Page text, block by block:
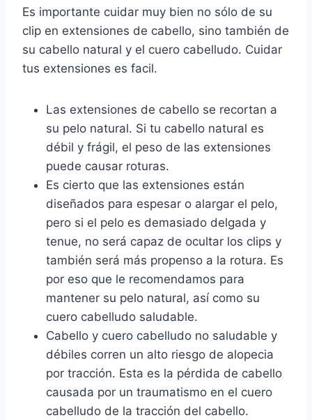
Es importante cuidar muy bien no sólo de su
clip en extensiones de cabello, sino también de
su cabello natural y el cuero cabelludo. Cuidar
tus extensiones es facil.
Las extensiones de cabello se recortan a
su pelo natural. Si tu cabello natural es
débil y frágil, el peso de las extensiones
puede causar roturas.
Es cierto que las extensiones están
diseñados para espesar o alargar el pelo,
pero si el pelo es demasiado delgada y
tenue, no será capaz de ocultar los clips y
también será más propenso a la rotura. Es
por eso que le recomendamos para
mantener su pelo natural, así como su
cuero cabelludo saludable.
Cabello y cuero cabelludo no saludable y
débiles corren un alto riesgo de alopecia
por tracción. Esta es la pérdida de cabello
causada por un traumatismo en el cuero
cabelludo de la tracción del cabello.